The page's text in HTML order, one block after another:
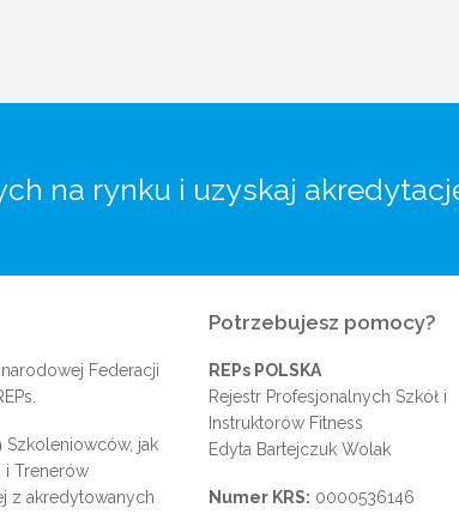
na rynku i uzyskaj
Federacji
Szkoleniowców, jak
i Trenerów
z akredytowanych
Potrzebujesz pomocy?
REPs POLSKA
Rejestr Profesjonalnych Szkół i
Instruktorów Fitness
Edyta Bartejczuk Wolak
Numer KRS: 0000536146